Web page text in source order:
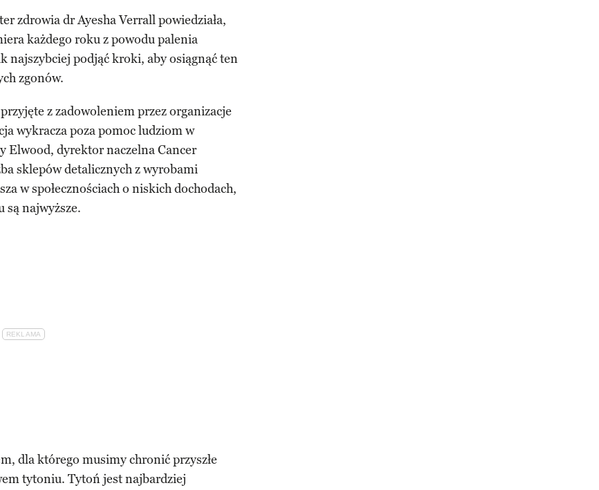
zdrowia dr Ayesha Verrall powiedziała,
każdego roku z powodu palenia
najszybciej podjąć kroki, aby osiągnąć ten
zgonów.
z zadowoleniem przez organizacje
wykracza poza pomoc ludziom w
Elwood, dyrektor naczelna Cancer
sklepów detalicznych z wyrobami
w społecznościach o niskich dochodach,
najwyższe.
dla którego musimy chronić przyszłe
tytoniu. Tytoń jest najbardziej